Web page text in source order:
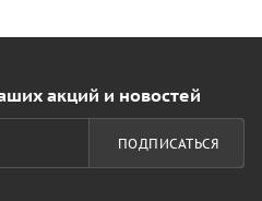
акций и новостей
ПОДПИСАТЬСЯ